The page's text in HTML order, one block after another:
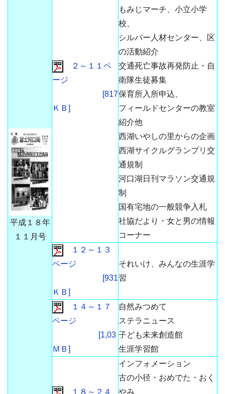
平成１８年
１１月号
２～１１ペ
ージ
[817
ＫＢ]
もみじマーチ、小立小学
校、
シルバー人材センター、区
の活動紹介
交通死亡事故再発防止・自
衛隊生徒募集
保育所入所申込、
フィールドセンターの教室
紹介他
西湖いやしの里からの企画
西湖サイクルグランプリ交
通規制
河口湖日刊マラソン交通規
制
国有宅地の一般競争入札
社協だより・女と男の情報
コーナー
１２～１３
ページ
[931
ＫＢ]
それいけ、みんなの生涯学
習
１４～１７
ページ
[1,03
ＭＢ]
自然みつめて
ステラニュース
子ども未来創造館
生涯学習館
１８～２４
インフォメーション
古の小径・おめでた・おく
やみ